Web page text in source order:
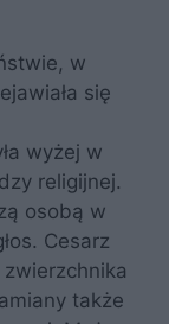
w
się
wyżej w
religijnej.
osobą w
Cesarz
zwierzchnika
także